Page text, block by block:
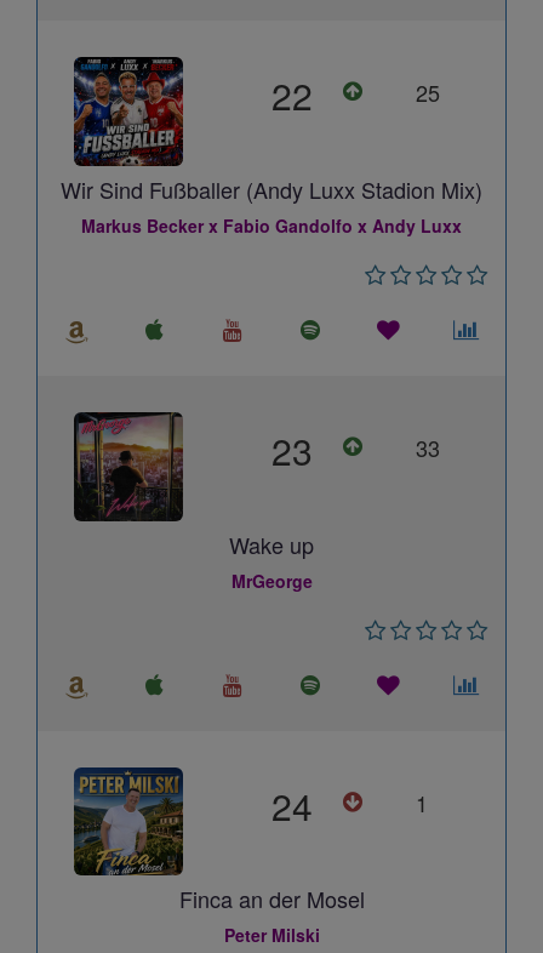
22 25
Wir Sind Fußballer (Andy Luxx Stadion Mix)
Markus Becker x Fabio Gandolfo x Andy Luxx
23 33
Wake up
MrGeorge
24 1
Finca an der Mosel
Peter Milski